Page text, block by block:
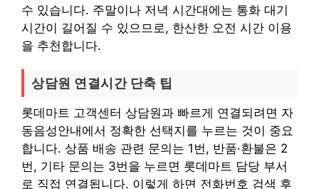
수 있습니다. 주말이나 저녁 시간대에는 통화 대기
시간이 길어질 수 있으므로, 한산한 오전 시간 이용
을 추천합니다.
상담원 연결시간 단축 팁
롯데마트 고객센터 상담원과 빠르게 연결되려면 자
동음성안내에서 정확한 선택지를 누르는 것이 중요
합니다. 상품 배송 관련 문의는 1번, 반품·환불은 2
번, 기타 문의는 3번을 누르면 롯데마트 담당 부서
로 직접 연결됩니다. 이렇게 하면 전화번호 검색 후